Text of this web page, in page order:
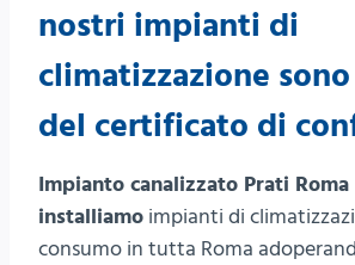
nostri impianti di
climatizzazione
del certificato di
Impianto canalizzato Prati
installiamo impianti di
consumo in tutta Roma